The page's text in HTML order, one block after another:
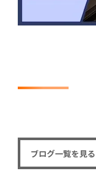
ブログ一覧を見る